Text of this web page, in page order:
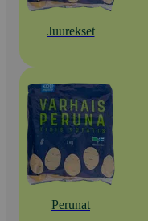
Juurekset
Perunat